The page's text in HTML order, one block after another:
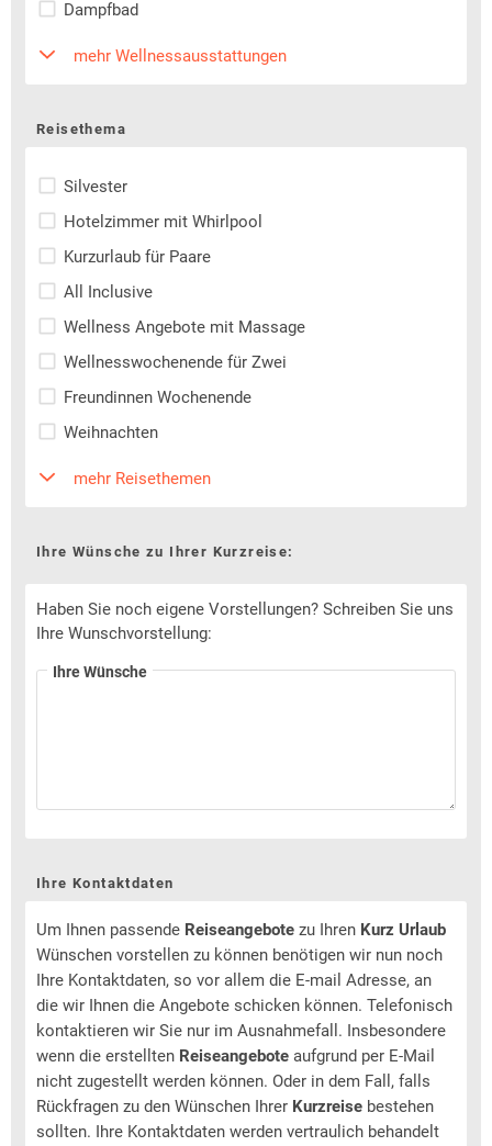
Dampfbad
mehr Wellnessausstattungen
Reisethema
Silvester
Hotelzimmer mit Whirlpool
Kurzurlaub für Paare
All Inclusive
Wellness Angebote mit Massage
Wellnesswochenende für Zwei
Freundinnen Wochenende
Weihnachten
mehr Reisethemen
Ihre Wünsche zu Ihrer Kurzreise:
Haben Sie noch eigene Vorstellungen? Schreiben Sie uns
Ihre Wunschvorstellung:
Ihre Wünsche
Ihre Kontaktdaten
Um Ihnen passende Reiseangebote zu Ihren Kurz Urlaub
Wünschen vorstellen zu können benötigen wir nun noch
Ihre Kontaktdaten, so vor allem die E-mail Adresse, an
die wir Ihnen die Angebote schicken können. Telefonisch
kontaktieren wir Sie nur im Ausnahmefall. Insbesondere
wenn die erstellten Reiseangebote aufgrund per E-Mail
nicht zugestellt werden können. Oder in dem Fall, falls
Rückfragen zu den Wünschen Ihrer Kurzreise bestehen
sollten. Ihre Kontaktdaten werden vertraulich behandelt